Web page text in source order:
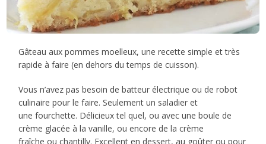
Gâteau aux pommes moelleux, une recette simple et très
rapide à faire (en dehors du temps de cuisson).
Vous n’avez pas besoin de batteur électrique ou de robot
culinaire pour le faire. Seulement un saladier et
une fourchette. Délicieux tel quel, ou avec une boule de
crème glacée à la vanille, ou encore de la crème
fraîche ou chantilly. Excellent en dessert, au goûter ou pour